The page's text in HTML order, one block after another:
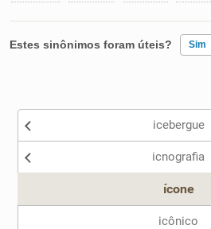
Dicionário
Estes sinônimos foram úteis? Sim
Nenhum dos sinônimosicebergue
icnografia
ícone
icônico